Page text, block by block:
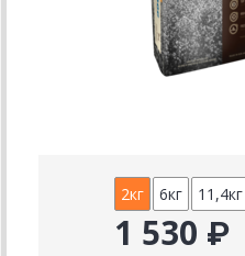
2кг 6кг 11,4кг
1 530 ₽